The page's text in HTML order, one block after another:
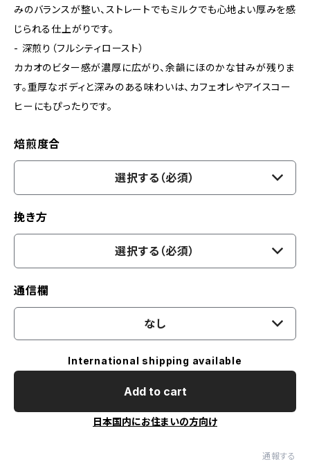
みのバランスが整い、ストレートでもミルクでも心地よい厚みを感
じられる仕上がりです。
- 深煎り（フルシティロースト）
カカオのビター感が濃厚に広がり、余韻にほのかな甘みが残りま
す。重厚なボディと深みのある味わいは、カフェオレやアイスコー
ヒーにもぴったりです。
焙煎度合
選択する（必須）
挽き方
選択する（必須）
通信欄
なし
International shipping available
Add to cart
日本国内にお住まいの方向け
通報する